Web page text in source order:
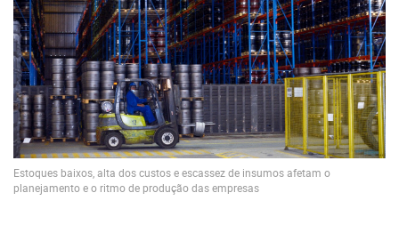
Estoques baixos, alta dos custos e escassez de insumos afetam o
planejamento e o ritmo de produção das empresas